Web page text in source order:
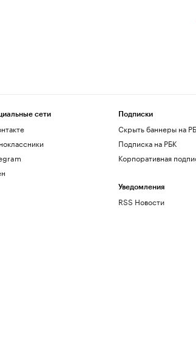
сети Подписки
Скрыть баннеры на
Подписка на РБК
Корпоративная
Уведомления
RSS Новости